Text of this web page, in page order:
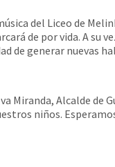
del Liceo de
de por vida. A
de generar nuevas
Miranda, Alcalde
niños.